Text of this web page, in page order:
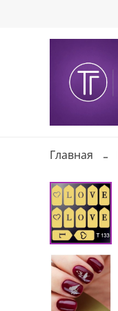
Главная